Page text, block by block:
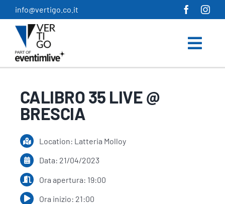
Salta
al
contenuto
info@vertigo.co.it
CALIBRO 35 LIVE @
BRESCIA
Location: Latteria Molloy
Data: 21/04/2023
Ora apertura: 19:00
Ora inizio: 21:00